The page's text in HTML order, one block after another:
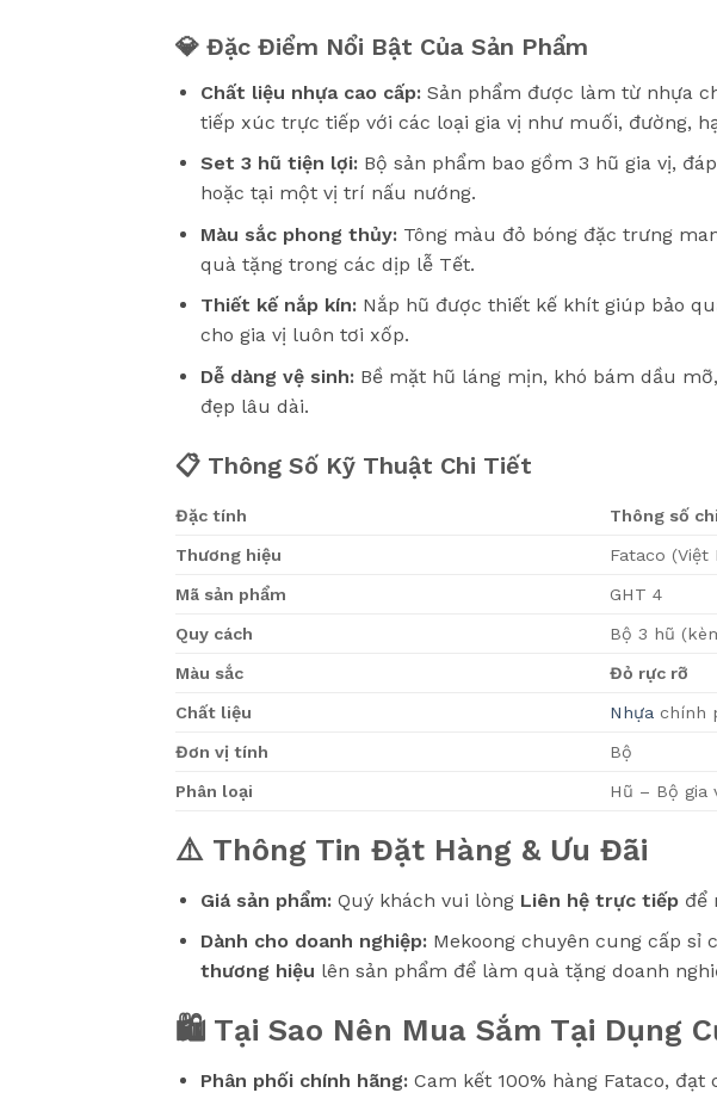
💎 Đặc Điểm Nổi Bật Của Sản Phẩm
Chất liệu nhựa cao cấp:Sản phẩm được làm từ nhựa
tiếp xúc trực tiếp với các loại gia vị như muối, đường,
Set 3 hũ tiện lợi:Bộ sản phẩm bao gồm 3 hũ gia vị,
hoặc tại một vị trí nấu nướng.
Màu sắc phong thủy:Tông màu đỏ bóng đặc trưng
quà tặng trong các dịp lễ Tết.
Thiết kế nắp kín:Nắp hũ được thiết kế khít giúp bảo
cho gia vị luôn tơi xốp.
Dễ dàng vệ sinh:Bề mặt hũ láng mịn, khó bám dầu
đẹp lâu dài.
📋 Thông Số Kỹ Thuật Chi Tiết
Đặc tính Thông số
Thương hiệu Fataco (Việt
Mã sản phẩm GHT 4
Quy cách Bộ 3 hũ
Màu sắc Đỏ rực rỡ
Chất liệu Nhựa chính
Đơn vị tính Bộ
Phân loại Hũ – Bộ gia
⚠️ Thông Tin Đặt Hàng & Ưu Đãi
Giá sản phẩm:Quý khách vui lòng Liên hệ trực tiếpđể
Dành cho doanh nghiệp:Mekoong chuyên cung cấp sỉ
thương hiệu lên sản phẩm để làm quà tặng doanh
🛍️ Tại Sao Nên Mua Sắm Tại Dụng
Phân phối chính hãng:Cam kết 100% hàng Fataco,